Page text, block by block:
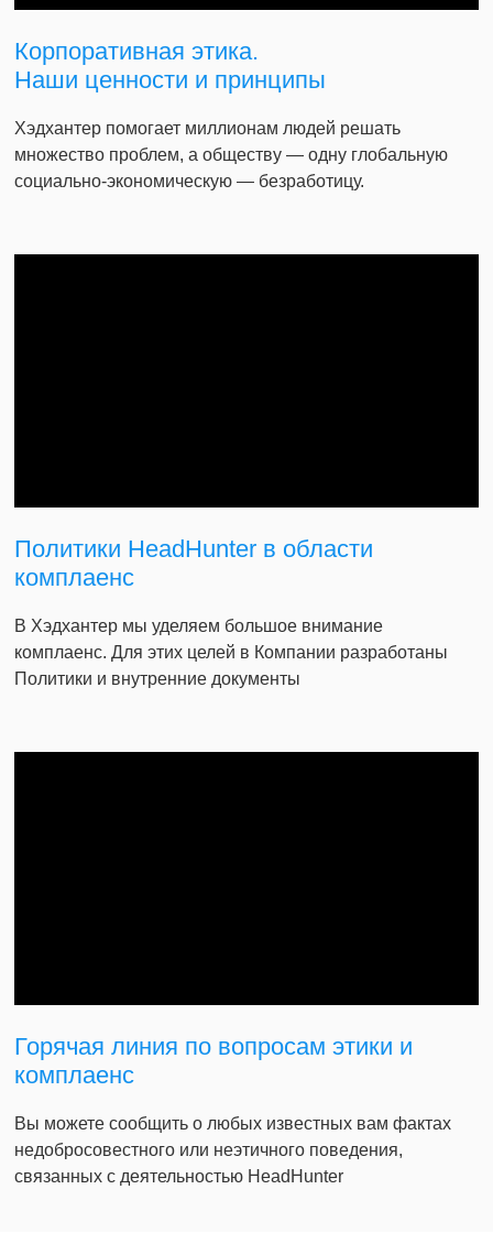
Корпоративная этика.
Наши ценности и принципы
Хэдхантер помогает миллионам людей решать
множество проблем, а обществу — одну глобальную
социально-экономическую — безработицу.
Политики HeadHunter в области
комплаенс
В Хэдхантер мы уделяем большое внимание
комплаенс. Для этих целей в Компании разработаны
Политики и внутренние документы
Горячая линия по вопросам этики и
комплаенс
Вы можете сообщить о любых известных вам фактах
недобросовестного или неэтичного поведения,
связанных с деятельностью HeadHunter